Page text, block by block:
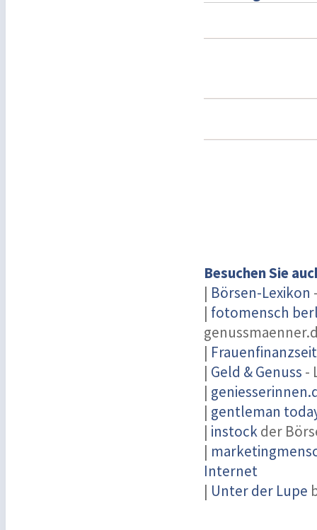
Besuchen Sie
| Börsen-Lexikon
| fotomensch
|
| Geld & Genuss -
|
| gentleman
| instockder
|
Internet
| Unter der Lupe